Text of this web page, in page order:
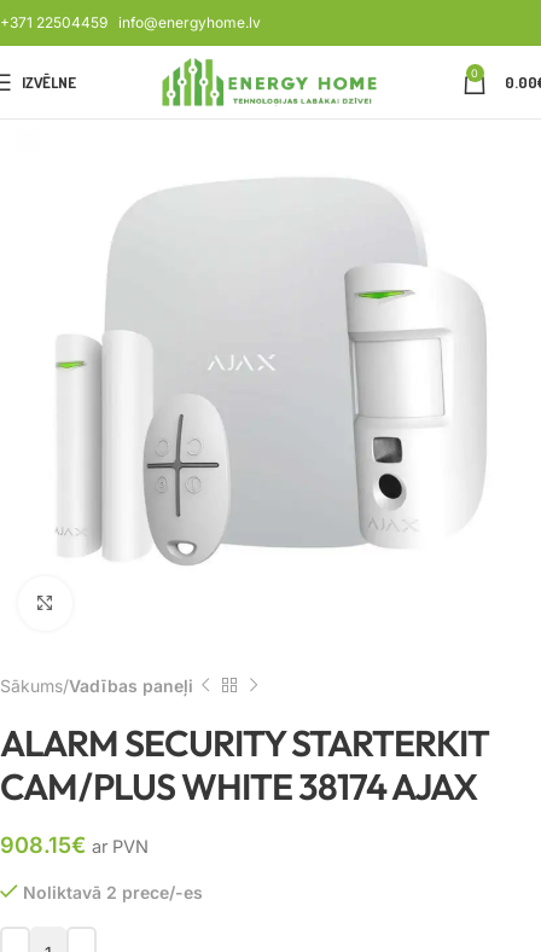
+371 22504459 info@energyhome.lv
IZVĒLNE 0 0.00
Sākums Vadības paneļi
ALARM SECURITY STARTERKIT
CAM/PLUS WHITE 38174 AJAX
908.15€ ar PVN
Noliktavā 2 prece/-es